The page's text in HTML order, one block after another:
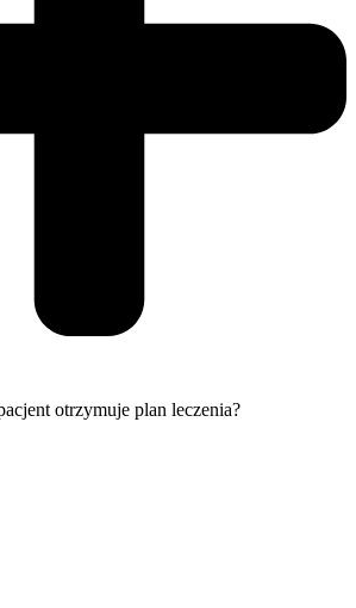
otrzymuje plan leczenia?